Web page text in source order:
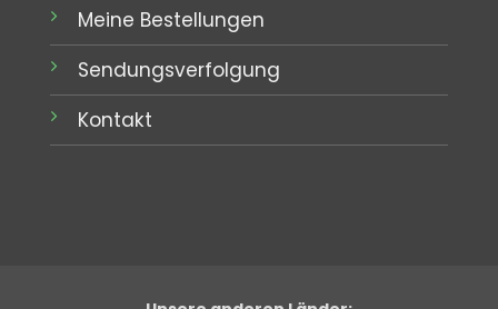
Meine Bestellungen
Sendungsverfolgung
Kontakt